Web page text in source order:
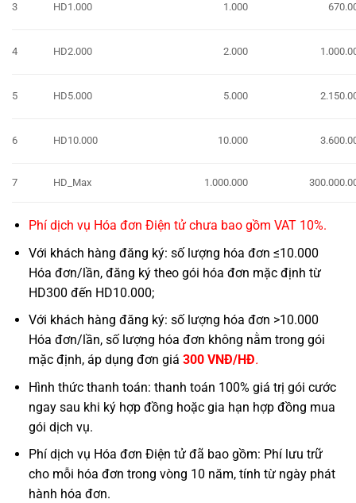
3 HD1.000 1.000
4 HD2.000 2.000
5 HD5.000 5.000
6 HD10.000 10.000
7 HD_Max 1.000.000
Phí dịch vụ Hóa đơn Điện tử chưa bao gồm VAT 10%.
Với khách hàng đăng ký: số lượng hóa đơn ≤10.000
Hóa đơn/lần, đăng ký theo gói hóa đơn mặc định từ
HD300 đến HD10.000;
Với khách hàng đăng ký: số lượng hóa đơn >10.000
Hóa đơn/lần, số lượng hóa đơn không nằm trong gói
mặc định, áp dụng đơn giá 300 VNĐ/HĐ.
Hình thức thanh toán: thanh toán 100% giá trị gói cước
ngay sau khi ký hợp đồng hoặc gia hạn hợp đồng mua
gói dịch vụ.
Phí dịch vụ Hóa đơn Điện tử đã bao gồm: Phí lưu trữ
cho mỗi hóa đơn trong vòng 10 năm, tính từ ngày phát
hành hóa đơn.